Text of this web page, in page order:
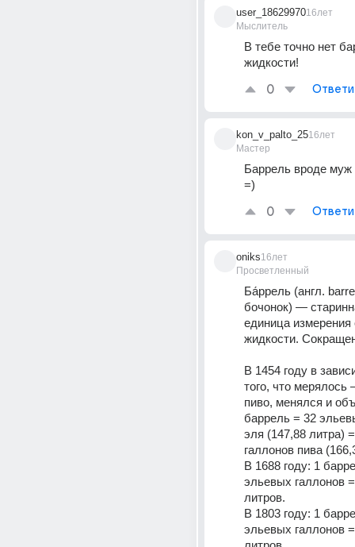
user_18629970
Мыслитель
16лет
В тебе точно нет
жидкости!
0
kon_v_palto_25
Мастер
16лет
Баррель вроде
=)
0
oniks
Просветленный
16лет
Ба́ррель (англ.
бочонок) —
единица
жидкости.
В 1454 году в
того, что
пиво, менялся и
баррель = 32
эля (147,88 литра)
галлонов пива
В 1688 году: 1
эльевых галлонов
литров.
В 1803 году: 1
эльевых галлонов